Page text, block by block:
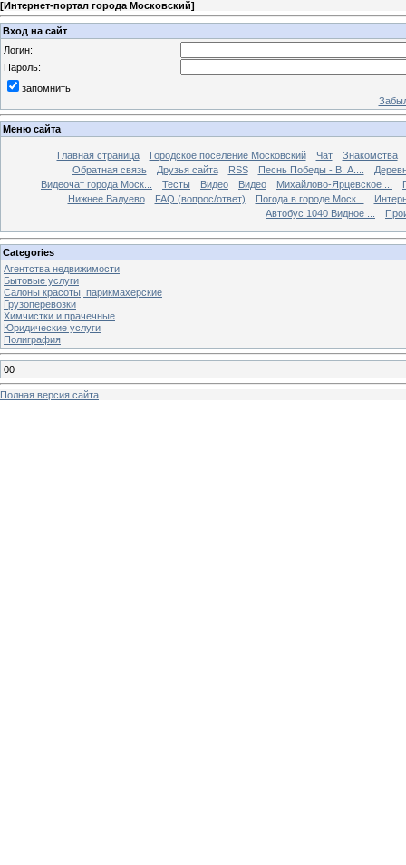
[Интернет-портал города Московский]
Вход на сайт
Логин:
Пароль:
запомнить
Меню сайта
Главная страница Городское поселение Московский Чат
Знакомства
Обратная связь
Друзья сайта RSS Песнь Победы - В. А....
Видеочат города Моск...
Тесты Видео Видео Михайлово-Ярцевское ...
Нижнее Валуево
FAQ (вопрос/ответ) Погода в городе Моск...
Автобус 1040 Видное ...
Categories
Агентства недвижимости
Бытовые услуги
Салоны красоты, парикмахерские
Грузоперевозки
Химчистки и прачечные
Юридические услуги
Полиграфия
00
Полная версия сайта